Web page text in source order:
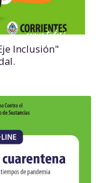
Inclusión"